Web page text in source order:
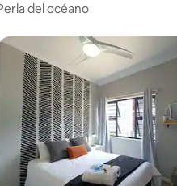
del océano